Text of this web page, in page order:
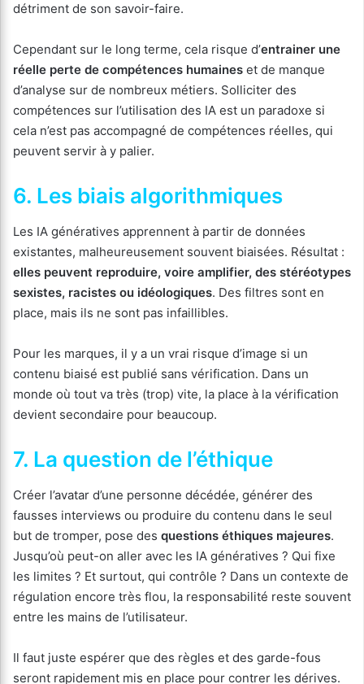
détriment de son savoir-faire.
Cependant sur le long terme, cela risque d’entrainer une
réelle perte de compétences humaines et de manque
d’analyse sur de nombreux métiers. Solliciter des
compétences sur l’utilisation des IA est un paradoxe si
cela n’est pas accompagné de compétences réelles, qui
peuvent servir à y palier.
6. Les biais algorithmiques
Les IA génératives apprennent à partir de données
existantes, malheureusement souvent biaisées. Résultat :
elles peuvent reproduire, voire amplifier, des stéréotypes
sexistes, racistes ou idéologiques. Des filtres sont en
place, mais ils ne sont pas infaillibles.
Pour les marques, il y a un vrai risque d’image si un
contenu biaisé est publié sans vérification. Dans un
monde où tout va très (trop) vite, la place à la vérification
devient secondaire pour beaucoup.
7. La question de l’éthique
Créer l’avatar d’une personne décédée, générer des
fausses interviews ou produire du contenu dans le seul
but de tromper, pose des questions éthiques majeures.
Jusqu’où peut-on aller avec les IA génératives ? Qui fixe
les limites ? Et surtout, qui contrôle ? Dans un contexte de
régulation encore très flou, la responsabilité reste souvent
entre les mains de l’utilisateur.
Il faut juste espérer que des règles et des garde-fous
seront rapidement mis en place pour contrer les dérives.